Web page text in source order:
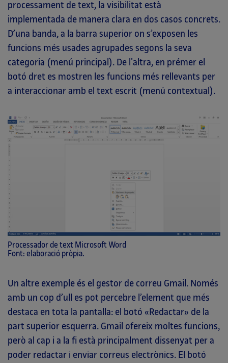
processament de text, la visibilitat està
implementada de manera clara en dos casos concrets.
D’una banda, a la barra superior on s’exposen les
funcions més usades agrupades segons la seva
categoria (menú principal). De l’altra, en prémer el
botó dret es mostren les funcions més rellevants per
a interaccionar amb el text escrit (menú contextual).
Processador de text Microsoft Word
Font: elaboració pròpia.
Un altre exemple és el gestor de correu Gmail. Només
amb un cop d’ull es pot percebre l’element que més
destaca en tota la pantalla: el botó «Redactar» de la
part superior esquerra. Gmail ofereix moltes funcions,
però al cap i a la fi està principalment dissenyat per a
poder redactar i enviar correus electrònics. El botó